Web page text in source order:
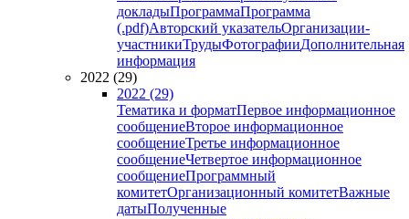
докладыПрограммаПрограмма
(.pdf)Авторский указательОрганизации-
участникиТрудыФотографииДополнительная
информация
2022 (29)
2022 (29)
Тематика и форматПервое информационное
сообщениеВторое информационное
сообщениеТретье информационное
сообщениеЧетвертое информационное
сообщениеПрограммный
комитетОрганизационный комитетВажные
датыПолученные